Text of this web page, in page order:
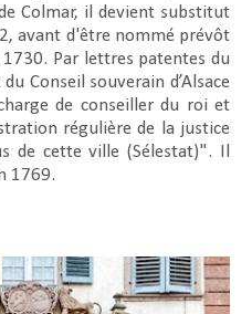
Colmar, il devient substitut
avant d'être nommé prévôt
Par lettres patentes du
Conseil souverain d’Alsace
de conseiller du roi et
régulière de la justice
de cette ville (Sélestat)". Il
1769.